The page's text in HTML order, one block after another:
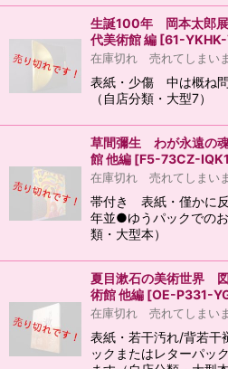
生誕100年 岡本太郎
代美術館 編 [61-
在庫切れ 売れてしまい
表紙・少傷 中は概ね
（自店分類・大型7）
草間彌生 わが永遠の
館 他編 [F5-73CZ-IQK1
在庫切れ 売れてしまい
帯付き 表紙・僅かに
年並●ゆうパックでの
類・大型本）
夏目漱石の美術世界
術館 他編 [OE-P331-
在庫切れ 売れてしまい
表紙・若干汚れ/背若
ックまたはレターパッ